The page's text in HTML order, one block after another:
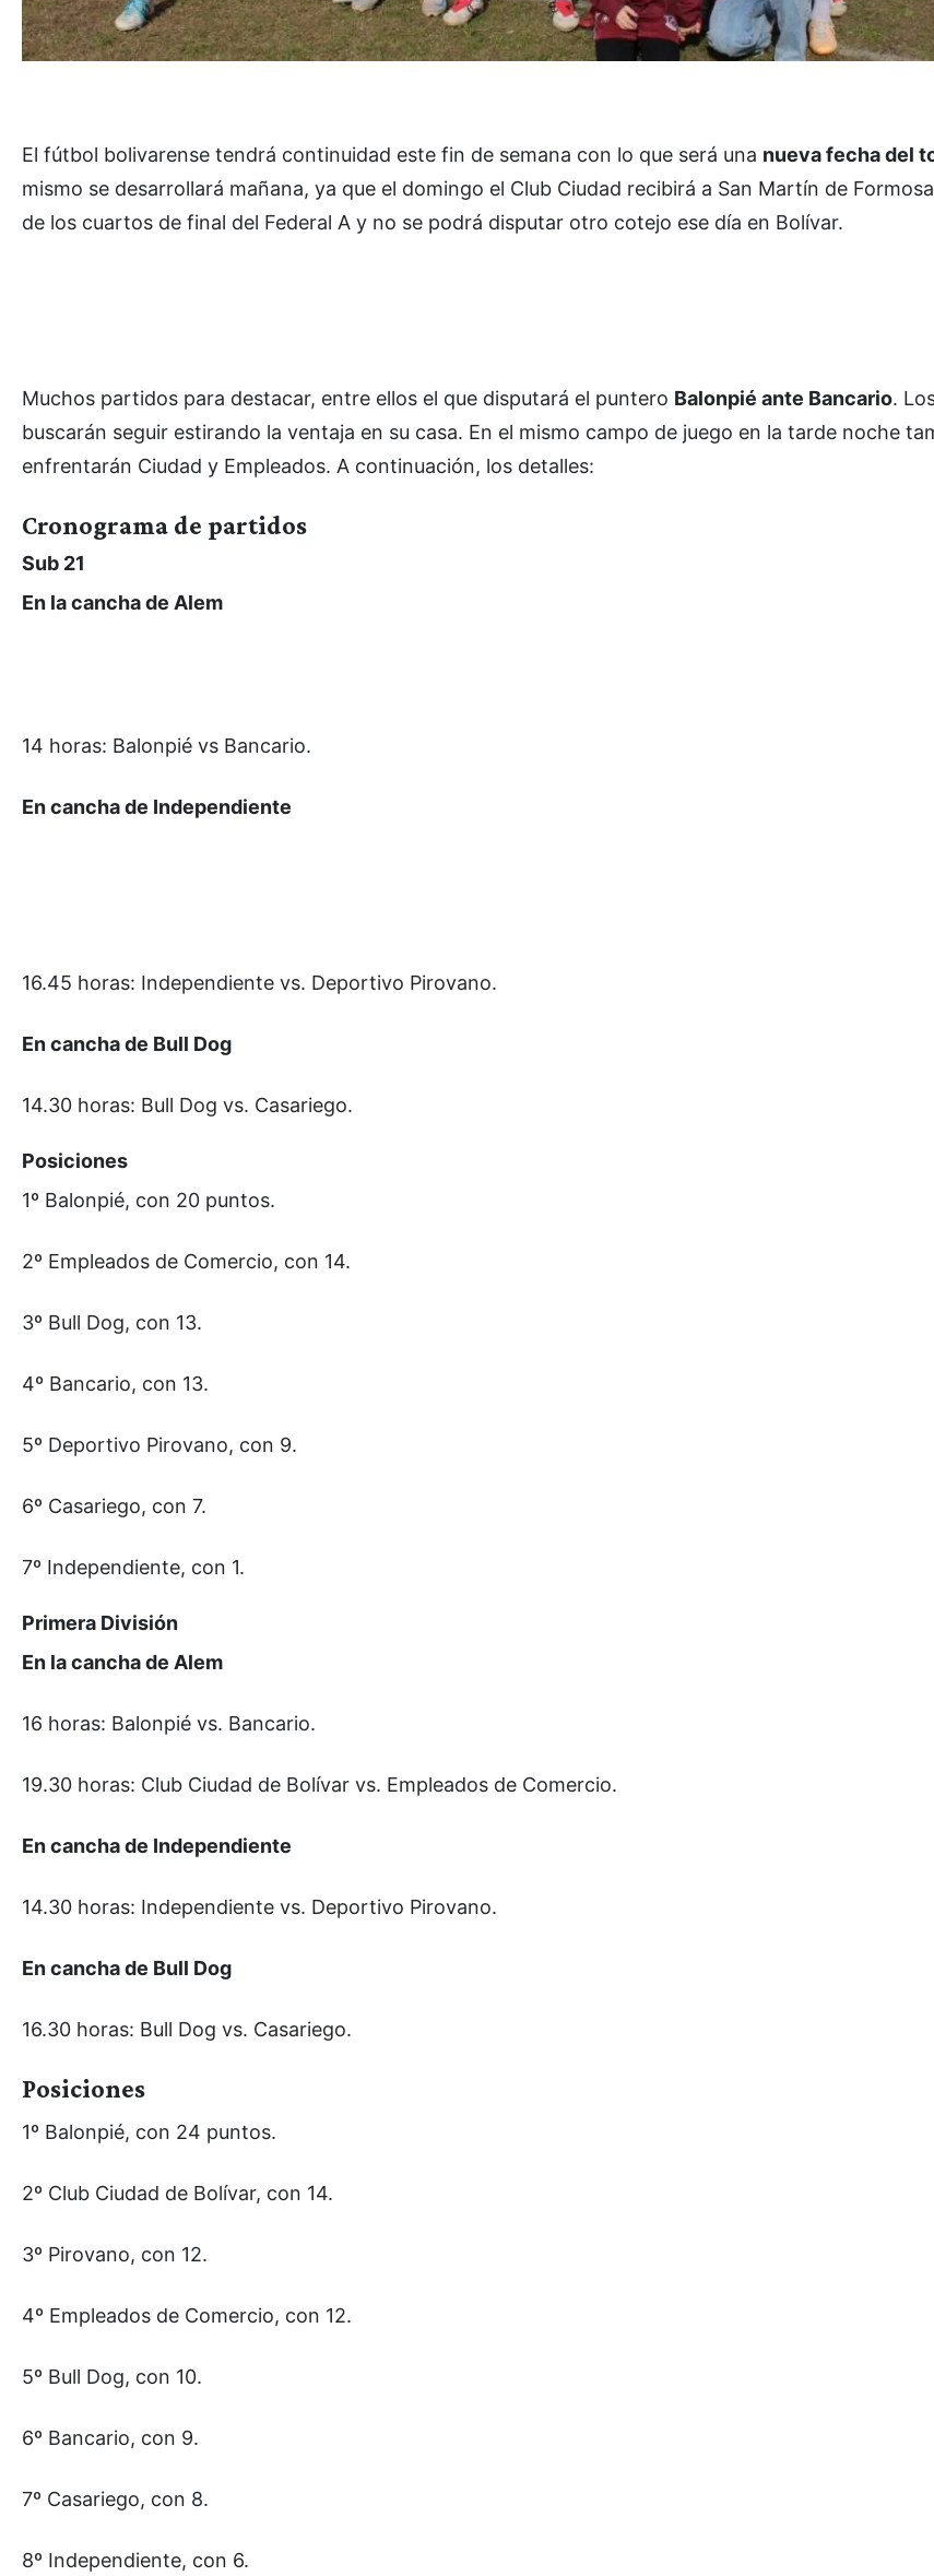
El fútbol bolivarense tendrá continuidad este fin de semana con lo que será una nueva fecha del
mismo se desarrollará mañana, ya que el domingo el Club Ciudad recibirá a San Martín de
de los cuartos de final del Federal A y no se podrá disputar otro cotejo ese día en Bolívar.
Muchos partidos para destacar, entre ellos el que disputará el puntero Balonpié ante Bancario.
buscarán seguir estirando la ventaja en su casa. En el mismo campo de juego en la tarde noche
enfrentarán Ciudad y Empleados. A continuación, los detalles:
Cronograma de partidos
Sub 21
En la cancha de Alem
14 horas: Balonpié vs Bancario.
En cancha de Independiente
16.45 horas: Independiente vs. Deportivo Pirovano.
En cancha de Bull Dog
14.30 horas: Bull Dog vs. Casariego.
Posiciones
1º Balonpié, con 20 puntos.
2º Empleados de Comercio, con 14.
3º Bull Dog, con 13.
4º Bancario, con 13.
5º Deportivo Pirovano, con 9.
6º Casariego, con 7.
7º Independiente, con 1.
Primera División
En la cancha de Alem
16 horas: Balonpié vs. Bancario.
19.30 horas: Club Ciudad de Bolívar vs. Empleados de Comercio.
En cancha de Independiente
14.30 horas: Independiente vs. Deportivo Pirovano.
En cancha de Bull Dog
16.30 horas: Bull Dog vs. Casariego.
Posiciones
1º Balonpié, con 24 puntos.
2º Club Ciudad de Bolívar, con 14.
3º Pirovano, con 12.
4º Empleados de Comercio, con 12.
5º Bull Dog, con 10.
6º Bancario, con 9.
7º Casariego, con 8.
8º Independiente, con 6.